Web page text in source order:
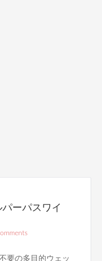
パーパスワイ
要の多目的ウェッ